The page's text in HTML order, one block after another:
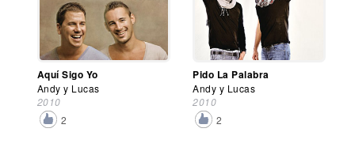
Aquí Sigo Yo
Andy y Lucas
2010
2
Pido La Palabra
Andy y Lucas
2010
2